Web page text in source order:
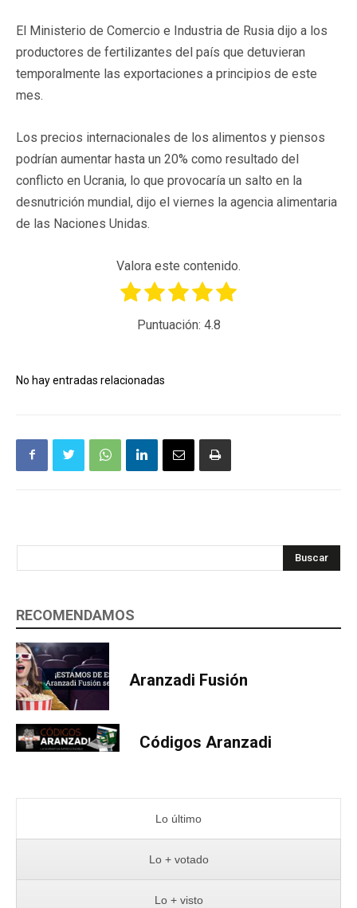
El Ministerio de Comercio e Industria de Rusia dijo a los
productores de fertilizantes del país que detuvieran
temporalmente las exportaciones a principios de este
mes.
Los precios internacionales de los alimentos y piensos
podrían aumentar hasta un 20% como resultado del
conflicto en Ucrania, lo que provocaría un salto en la
desnutrición mundial, dijo el viernes la agencia alimentaria
de las Naciones Unidas.
Valora este contenido.
Puntuación: 4.8
No hay entradas relacionadas
Buscar
RECOMENDAMOS
Aranzadi Fusión
Códigos Aranzadi
Lo último
Lo + votado
Lo + visto